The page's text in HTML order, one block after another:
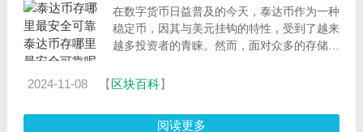
在数字货币日益普及的今天，泰达币作为一种
稳定币，因其与美元挂钩的特性，受到了越来
越多投资者的青睐。然而，面对众多的存储选
者关注的焦点
2024-11-08 【区块百科】
阅读更多